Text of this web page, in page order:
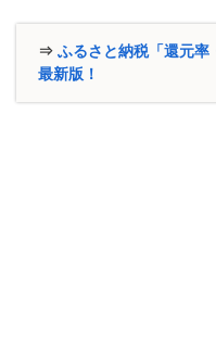
⇒ ふるさと納税「還元
最新版！